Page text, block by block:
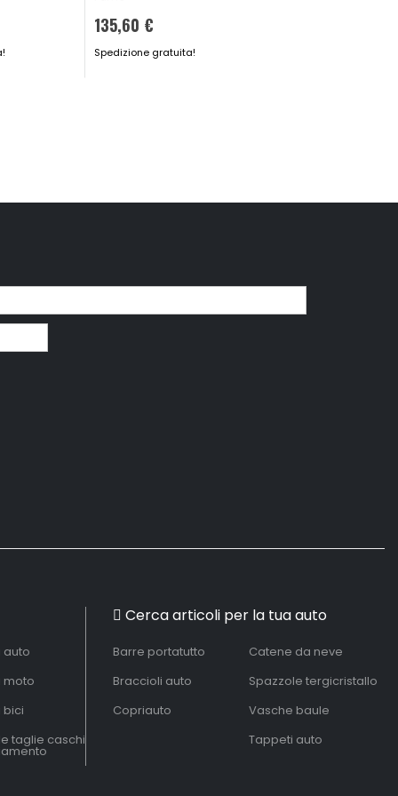
135,60 €
Spedizione gratuita!
auto
moto
bici
taglie caschi
Cerca articoli per la tua auto
Barre portatutto
Braccioli auto
Copriauto
Catene da neve
Spazzole tergicristallo
Vasche baule
Tappeti auto